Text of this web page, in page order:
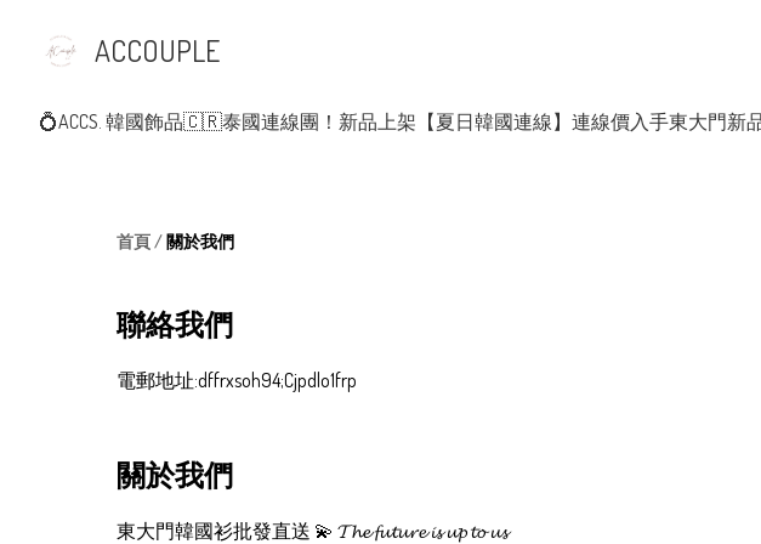
ACCOUPLE
💍ACCS. 韓國飾品🇨🇷泰國連線團！新品上架 【夏日韓國連線】連線價入手東大門新
首頁 /關於我們
聯絡我們
電郵地址:dffrxsoh94;Cjpdlo1frp
關於我們
東大門韓國衫批發直送 💫 𝓣𝓱𝓮 𝓯𝓾𝓽𝓾𝓻𝓮 𝓲𝓼 𝓾𝓹 𝓽𝓸 𝓾𝓼